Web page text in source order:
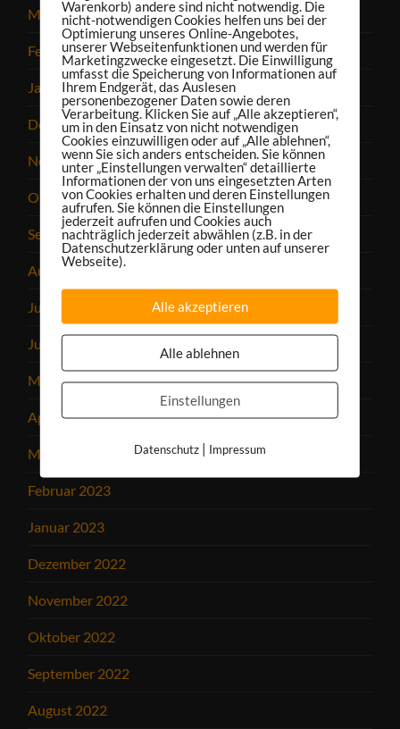
März 2024
Februar 2024
Januar 2024
Dezember 2023
November 2023
Oktober 2023
September 2023
August 2023
Juli 2023
Juni 2023
Mai 2023
April 2023
März 2023
Februar 2023
Januar 2023
Dezember 2022
November 2022
Oktober 2022
September 2022
August 2022
Warenkorb) andere sind nicht notwendig. Die
nicht-notwendigen Cookies helfen uns bei der
Optimierung unseres Online-Angebotes,
unserer Webseitenfunktionen und werden für
Marketingzwecke eingesetzt. Die Einwilligung
umfasst die Speicherung von Informationen auf
Ihrem Endgerät, das Auslesen
personenbezogener Daten sowie deren
Verarbeitung. Klicken Sie auf „Alle akzeptieren“,
um in den Einsatz von nicht notwendigen
Cookies einzuwilligen oder auf „Alle ablehnen“,
wenn Sie sich anders entscheiden. Sie können
unter „Einstellungen verwalten“ detaillierte
Informationen der von uns eingesetzten Arten
von Cookies erhalten und deren Einstellungen
aufrufen. Sie können die Einstellungen
jederzeit aufrufen und Cookies auch
nachträglich jederzeit abwählen (z.B. in der
Datenschutzerklärung oder unten auf unserer
Webseite).
Alle akzeptieren
Alle ablehnen
Einstellungen
Datenschutz| Impressum